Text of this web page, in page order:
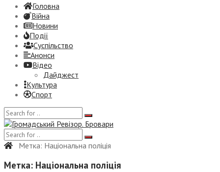
Головна
Війна
Новини
Події
Суспiльство
Анонси
Відео
Дайджест
Культура
Спорт
Метка: Національна поліція
Метка: Національна поліція